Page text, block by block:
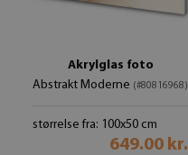
Akrylglas foto
Abstrakt Moderne (#80816968)
størrelse fra: 100x50 cm
649.00 kr.